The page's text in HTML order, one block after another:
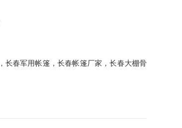
， 长春军用帐篷 ，长春帐篷厂家 ，长春大棚骨